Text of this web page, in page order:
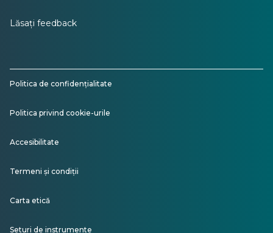
Lăsați feedback
Politica de confidențialitate
Politica privind cookie-urile
Accesibilitate
Termeni și condiții
Carta etică
Seturi de instrumente